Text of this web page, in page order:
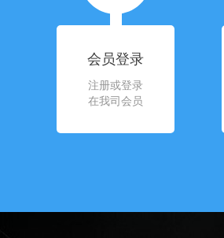
会员登录
注册或登录
在我司会员